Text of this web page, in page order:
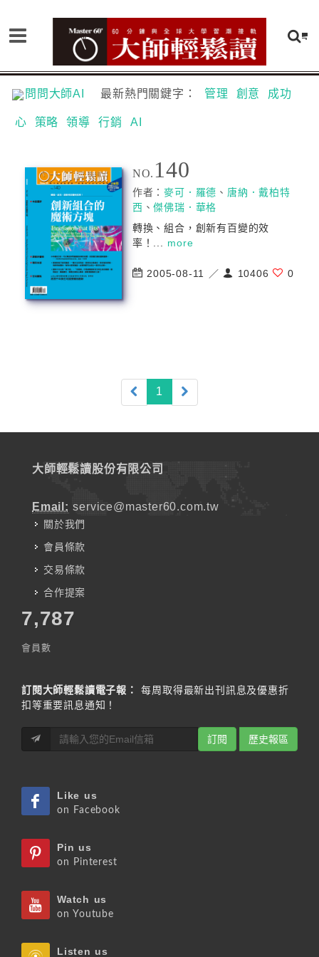
問問大師AI 最新熱門關鍵字： 管理 創意 成功
心 策略 領導 行銷 AI
NO. 140
作者：麥可．羅德 、 唐納．戴柏特
西 、傑佛瑞．華格
轉換、組合，創新有百變的效
率！... more
2005-08-11 ／ 10406 0
1 (current)
大師輕鬆讀股份有限公司
Email: service@master60.com.tw
關於我們
會員條款
交易條款
合作提案
7,787
會員數
訂閱大師輕鬆讀電子報：
每周取得最新出刊訊息及優惠折
扣等重要訊息通知！
訂閱 歷史報區
Like us
on Facebook
Pin us
on Pinterest
Watch us
on Youtube
Listen us